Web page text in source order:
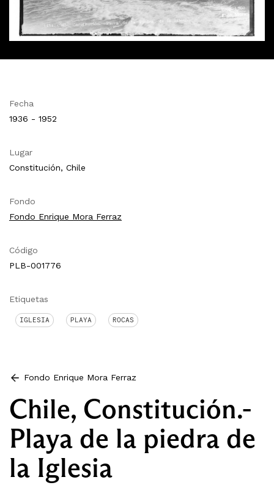
Fecha
1936 - 1952
Lugar
Constitución, Chile
Fondo
Fondo Enrique Mora Ferraz
Código
PLB-001776
Etiquetas
IGLESIA PLAYA ROCAS
Fondo Enrique Mora Ferraz
Chile, Constitución.-
Playa de la piedra de
la Iglesia